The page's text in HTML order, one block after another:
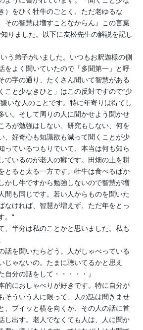
）をひく牡牛のごとく、ただ老ゆるな
その智慧は増すことなからん』この言葉
りました。以下に友松先生の解説を記し
う弟子がいました。いつもお釈迦様の側
をよく聞いていたので「多聞第一」と呼
の字の通り、たくさん聞いて智慧がある
こと少なきひと」はこの反対ですので“少
いな人のことです。特に年寄りは得てし
い。そして周りの人に聞かせよう聞かせ
ろが勉強はしない、研究もしない、何を
、好奇心も知識欲も減って聞くことが少
っているつもりでいて、本当は何も知ら
ているのが老人の癖です。田畑の土を耕
とると太る一方です。牡牛は食べるばか
かし牛ですから勉強しないので智慧が増
間も同じです。若い人からものを聞いた
なければ、智慧が増えず、ただ年をとっ
。“
、半分は私のことかと思いました。私も
話を聞いたらどう。人がしゃべっている
じゃないの。たまに聴いてるかと思え
自分の話をして・・・・・』
的におしゃべりが好きです。特に自分が
そういう人に限って、人の話は聞きませ
、プイッと横を向くか、その人の話に首
し出す。老人でなくても人は、人に聞か